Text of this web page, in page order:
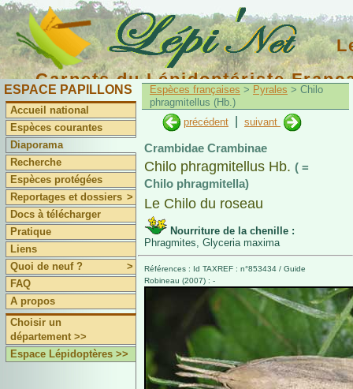
Carnets du Lépidoptériste
ESPACE PAPILLONS
Accueil national
Espèces courantes
Diaporama
Recherche
Espèces protégées
Reportages et dossiers >
Docs à télécharger
Pratique
Liens
Quoi de neuf ?
>
FAQ
A propos
Choisir un
département >>
Espace Lépidoptères >>
Espèces françaises > Pyrales > Chilo
phragmitellus (Hb.)
précédent
suivant
Crambidae Crambinae
Chilo phragmitellus Hb. ( =
Chilo phragmitella)
Le Chilo du roseau
Nourriture de la chenille :
Phragmites, Glyceria maxima
Références : Id TAXREF : n°853434 / Guide
Robineau (2007) : -